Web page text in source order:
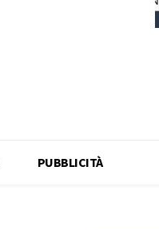
PUBBLICITÀ